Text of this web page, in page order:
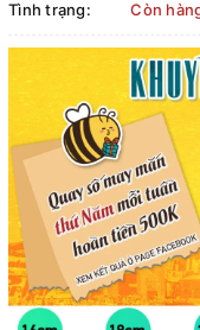
Tình trạng: Còn